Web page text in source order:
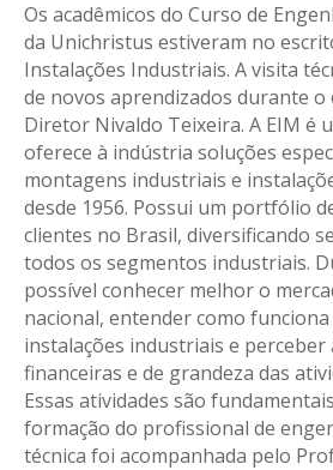
Os acadêmicos do Curso de
da Unichristus estiveram no
Instalações Industriais. A visita
de novos aprendizados durante o
Diretor Nivaldo Teixeira. A EIM é
oferece à indústria soluções
montagens industriais e
desde 1956. Possui um portfólio
clientes no Brasil, diversificando
todos os segmentos industriais.
possível conhecer melhor o
nacional, entender como
instalações industriais e perceber
financeiras e de grandeza das
Essas atividades são
formação do profissional de
técnica foi acompanhada pelo